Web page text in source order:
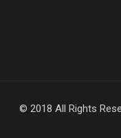
© 2018 All Rights